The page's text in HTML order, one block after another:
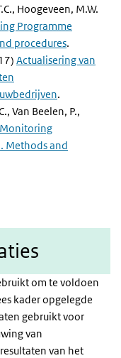
Hoogeveen, M.W.
Programme
procedures.
Actualisering van
.
Van Beelen, P.,
Methods and
om te voldoen
kader opgelegde
gebruikt voor
van
van het